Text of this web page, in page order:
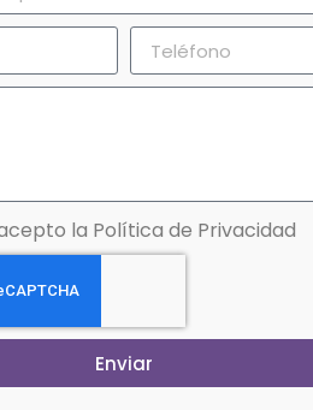
la Política de Privacidad
Enviar